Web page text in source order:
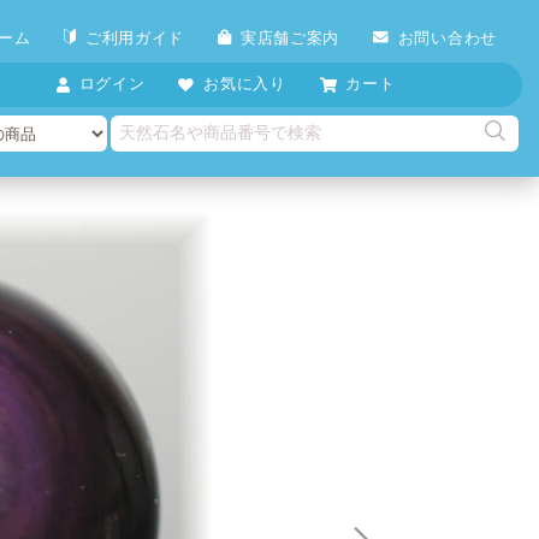
ム ご利用ガイド 実店舗ご案内 お問い合わせ
ログイン お気に入り カート